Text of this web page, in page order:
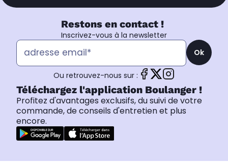
Restons en contact !
Inscrivez-vous à la newsletter
Ok
Ou retrouvez-nous sur :
Téléchargez l'application Boulanger !
Profitez d'avantages exclusifs, du suivi de votre
commande, de conseils d'entretien et plus
encore.